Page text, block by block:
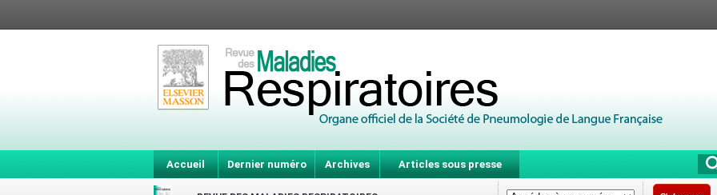
Accueil Dernier numéro Archives Articles sous presse